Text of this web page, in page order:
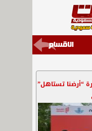
“أرضنا تستاهل”